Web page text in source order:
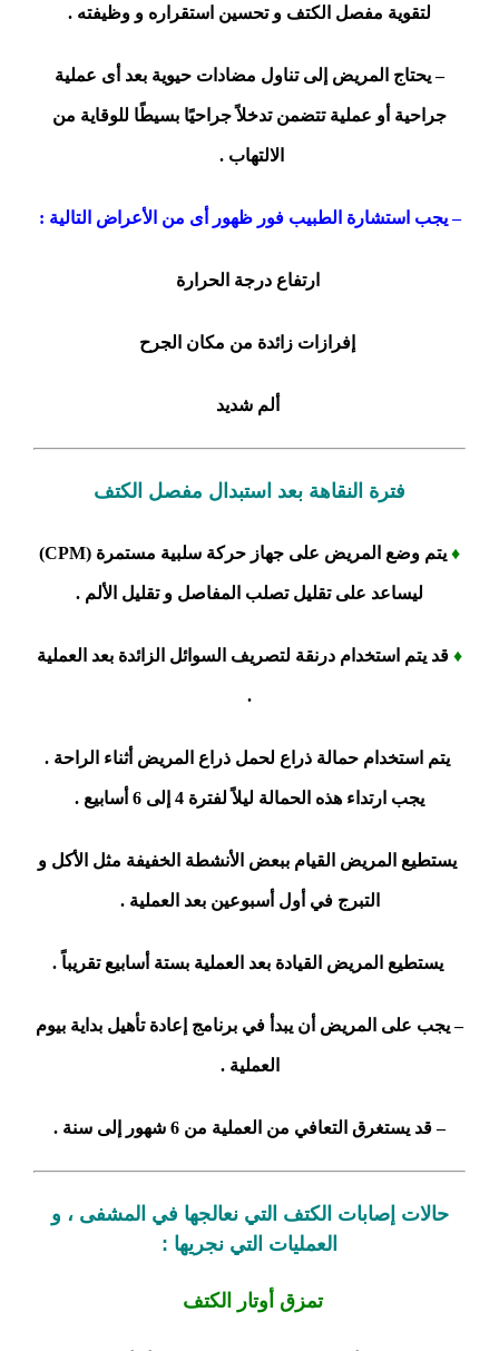
لتقوية مفصل الكتف و تحسين استقراره و وظيفته .
– يحتاج المريض إلى تناول مضادات حيوية بعد أى عملية
جراحية أو عملية تتضمن تدخلاً جراحيًا بسيطًا للوقاية من
الالتهاب .
– يجب استشارة الطبيب فور ظهور أى من الأعراض التالية :
ارتفاع درجة الحرارة
إفرازات زائدة من مكان الجرح
ألم شديد
فترة النقاهة بعد استبدال مفصل الكتف
♦ يتم وضع المريض على جهاز حركة سلبية مستمرة (CPM)
ليساعد على تقليل تصلب المفاصل و تقليل الألم .
♦ قد يتم استخدام درنقة لتصريف السوائل الزائدة بعد العملية
.
يتم استخدام حمالة ذراع لحمل ذراع المريض أثناء الراحة .
يجب ارتداء هذه الحمالة ليلاً لفترة 4 إلى 6 أسابيع .
يستطيع المريض القيام ببعض الأنشطة الخفيفة مثل الأكل و
التبرج في أول أسبوعين بعد العملية .
يستطيع المريض القيادة بعد العملية بستة أسابيع تقريباً .
– يجب على المريض أن يبدأ في برنامج إعادة تأهيل بداية بيوم
العملية .
– قد يستغرق التعافي من العملية من 6 شهور إلى سنة .
حالات إصابات الكتف التي نعالجها في المشفى ، و
العمليات التي نجريها :
تمزق أوتار الكتف